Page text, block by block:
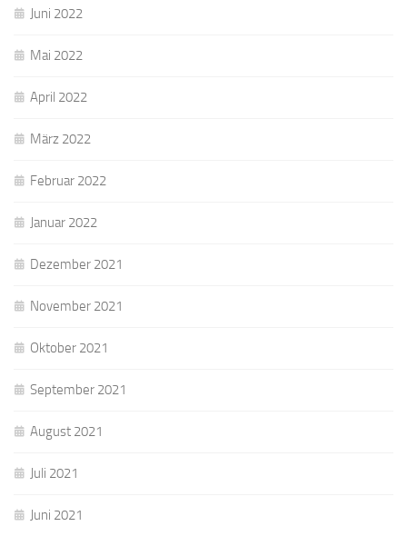
Juni 2022
Mai 2022
April 2022
März 2022
Februar 2022
Januar 2022
Dezember 2021
November 2021
Oktober 2021
September 2021
August 2021
Juli 2021
Juni 2021